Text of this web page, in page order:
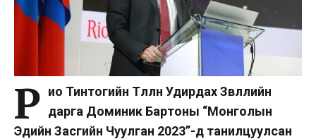
Р ио Тинтогийн Төлөөлөн Удирдах Зөвлөлийн
дарга Доминик Бартоны “Монголын
Эдийн Засгийн Чуулган 2023”-д танилцуулсан